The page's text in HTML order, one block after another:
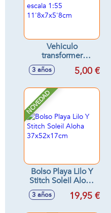
Vehiculo
transformer
fricción, escala 1:55
11'8x7x5'8cm
3 años 5,00 €
NOVEDAD
Bolso Playa Lilo Y
Stitch Soleil Aloha
37x52x17cm
3 años 19,95 €